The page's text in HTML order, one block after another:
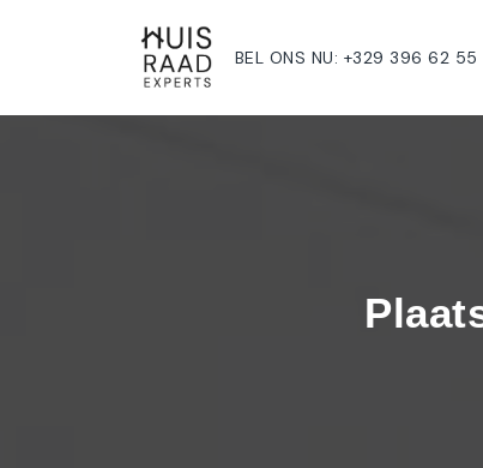
BEL ONS NU: +329 396 62 55